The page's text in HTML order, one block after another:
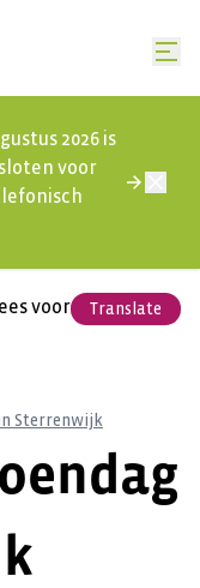
2026 is
voor
voor Translate
Sterrenwijk